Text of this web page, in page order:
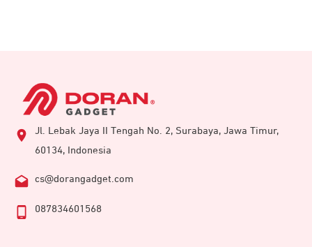
Jl. Lebak Jaya II Tengah No. 2, Surabaya, Jawa Timur,
60134, Indonesia
cs@dorangadget.com
087834601568